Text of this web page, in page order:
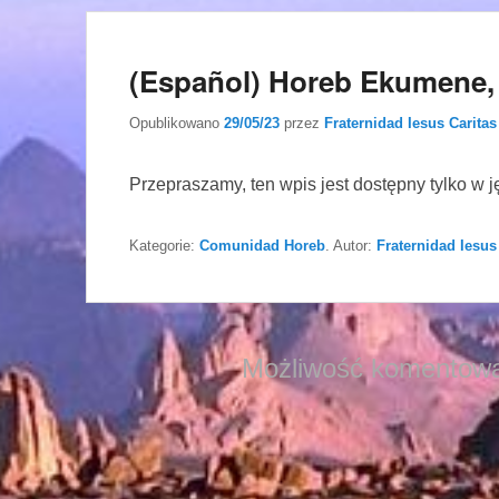
(Español) Horeb Ekumene,
Opublikowano 29/05/23 przez Fraternidad Iesus Caritas
Przepraszamy, ten wpis jest dostępny tylko w
Kategorie: Comunidad Horeb . Autor: Fraternidad
Możliwość